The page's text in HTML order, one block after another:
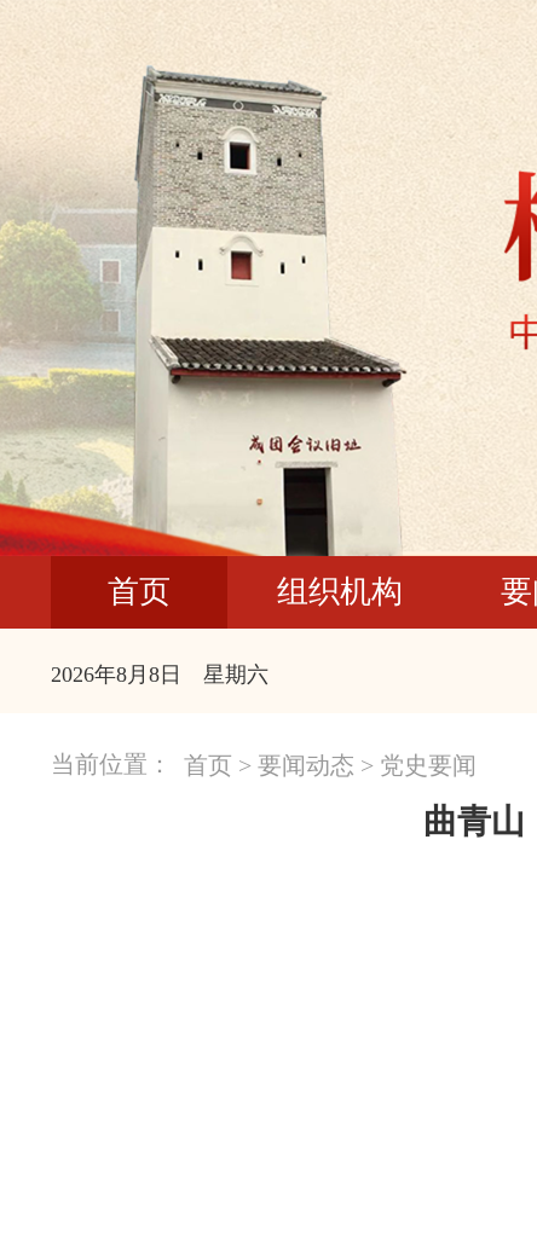
首页 组织机构
2026年8月8日 星期六
当前位置： 首页 > 要闻动态 > 党史要闻
曲青山